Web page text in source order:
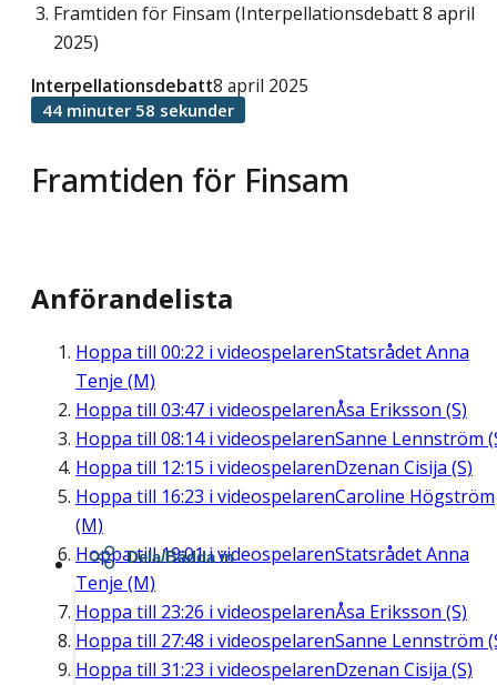
Framtiden för Finsam (Interpellationsdebatt 8 april
2025)
Framtiden för Finsam
Interpellationsdebatt8 april 2025
44 minuter 58 sekunder
Anförandelista
Hoppa till 00:22 i videospelarenStatsrådet Anna
Tenje (M)
Hoppa till 03:47 i videospelarenÅsa Eriksson (S)
Hoppa till 08:14i videospelarenSanne Lennström
Hoppa till 12:15 i videospelarenDzenan Cisija (S)
Hoppa till 16:23 i videospelarenCaroline Högström
(M)
Hoppa till19:01i videospelarenStatsrådet Anna
Tenje (M)
Hoppa till 23:26 i videospelarenÅsa Eriksson (S)
Hoppa till 27:48 i videospelarenSanne Lennström
Hoppa till 31:23 i videospelarenDzenan Cisija (S)
Dela/Bädda in